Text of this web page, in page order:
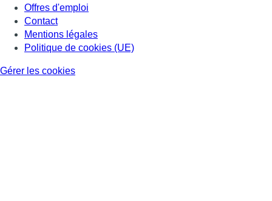
Offres d'emploi
Contact
Mentions légales
Politique de cookies (UE)
Gérer les cookies